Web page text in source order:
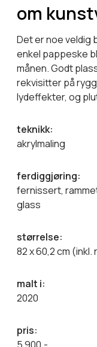
om
Det er noe veldig
enkel pappeske
månen. Godt
rekvisitter på
lydeffekter, og
teknikk:
akrylmaling
ferdiggjøring:
fernissert,
glass
størrelse:
82 x 60,2 cm (inkl.
malt i:
2020
pris: